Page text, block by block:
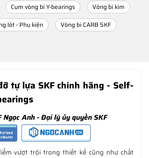
Cụm vòng bi Y-bearings
Vòng bi kim
lót - Phụ kiện
Vòng bi CARB SKF
tự lựa SKF chính hãng - Self-
Ngọc Anh - Đại lý ủy quyền SKF
vượt trội trong thiết kế cũng như chất